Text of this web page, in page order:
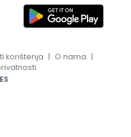
korištenja | O nama |
ES